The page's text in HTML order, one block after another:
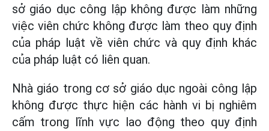
sở giáo dục công lập không được làm những
việc viên chức không được làm theo quy định
của pháp luật về viên chức và quy định khác
của pháp luật có liên quan.
Nhà giáo trong cơ sở giáo dục ngoài công lập
không được thực hiện các hành vi bị nghiêm
cấm trong lĩnh vực lao động theo quy định